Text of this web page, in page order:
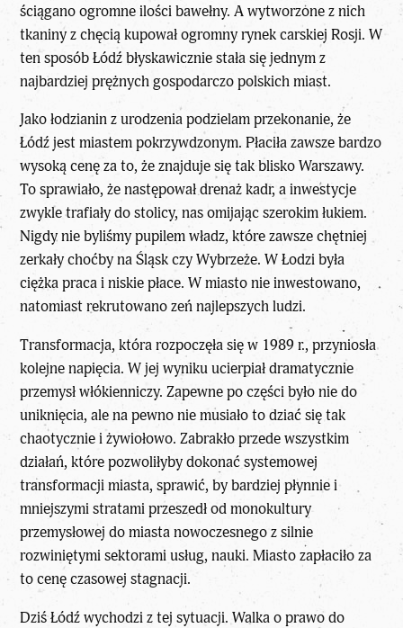
ściągano ogromne ilości bawełny. A wytworzone z nich
tkaniny z chęcią kupował ogromny rynek carskiej Rosji. W
ten sposób Łódź błyskawicznie stała się jednym z
najbardziej prężnych gospodarczo polskich miast.
Jako łodzianin z urodzenia podzielam przekonanie, że
Łódź jest miastem pokrzywdzonym. Płaciła zawsze bardzo
wysoką cenę za to, że znajduje się tak blisko Warszawy.
To sprawiało, że następował drenaż kadr, a inwestycje
zwykle trafiały do stolicy, nas omijając szerokim łukiem.
Nigdy nie byliśmy pupilem władz, które zawsze chętniej
zerkały choćby na Śląsk czy Wybrzeże. W Łodzi była
ciężka praca i niskie płace. W miasto nie inwestowano,
natomiast rekrutowano zeń najlepszych ludzi.
Transformacja, która rozpoczęła się w 1989 r., przyniosła
kolejne napięcia. W jej wyniku ucierpiał dramatycznie
przemysł włókienniczy. Zapewne po części było nie do
uniknięcia, ale na pewno nie musiało to dziać się tak
chaotycznie i żywiołowo. Zabrakło przede wszystkim
działań, które pozwoliłyby dokonać systemowej
transformacji miasta, sprawić, by bardziej płynnie i
mniejszymi stratami przeszedł od monokultury
przemysłowej do miasta nowoczesnego z silnie
rozwiniętymi sektorami usług, nauki. Miasto zapłaciło za
to cenę czasowej stagnacji.
Dziś Łódź wychodzi z tej sytuacji. Walka o prawo do